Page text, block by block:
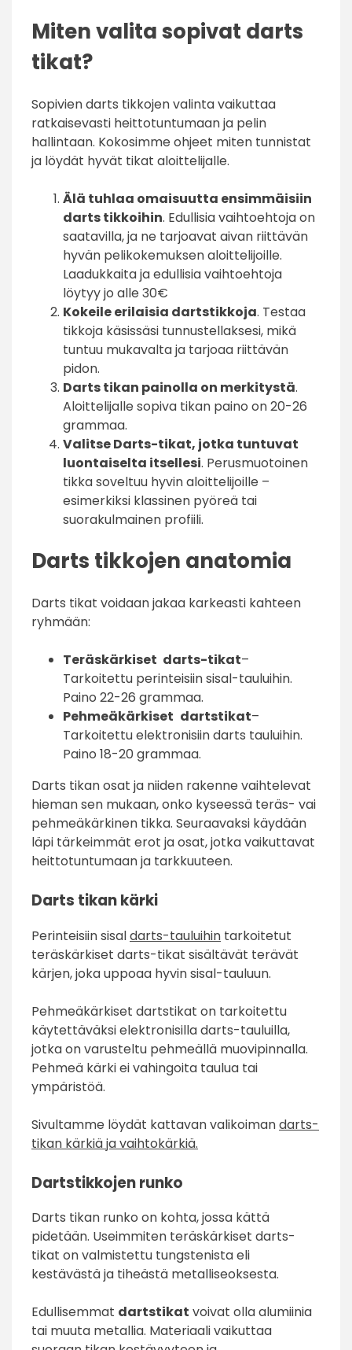
Miten valita sopivat darts
tikat?
Sopivien darts tikkojen valinta vaikuttaa
ratkaisevasti heittotuntumaan ja pelin
hallintaan. Kokosimme ohjeet miten tunnistat
ja löydät hyvät tikat aloittelijalle.
Älä tuhlaa omaisuutta ensimmäisiin
darts tikkoihin. Edullisia vaihtoehtoja on
saatavilla, ja ne tarjoavat aivan riittävän
hyvän pelikokemuksen aloittelijoille.
Laadukkaita ja edullisia vaihtoehtoja
löytyy jo alle 30€
Kokeile erilaisia dartstikkoja. Testaa
tikkoja käsissäsi tunnustellaksesi, mikä
tuntuu mukavalta ja tarjoaa riittävän
pidon.
Darts tikan painolla on merkitystä.
Aloittelijalle sopiva tikan paino on 20-26
grammaa.
Valitse Darts-tikat, jotka tuntuvat
luontaiselta itsellesi. Perusmuotoinen
tikka soveltuu hyvin aloittelijoille –
esimerkiksi klassinen pyöreä tai
suorakulmainen profiili.
Darts tikkojen anatomia
Darts tikat voidaan jakaa karkeasti kahteen
ryhmään:
Teräskärkiset darts-tikat–
Tarkoitettu perinteisiin sisal-tauluihin.
Paino 22-26 grammaa.
Pehmeäkärkiset dartstikat–
Tarkoitettu elektronisiin darts tauluihin.
Paino 18-20 grammaa.
Darts tikan osat ja niiden rakenne vaihtelevat
hieman sen mukaan, onko kyseessä teräs- vai
pehmeäkärkinen tikka. Seuraavaksi käydään
läpi tärkeimmät erot ja osat, jotka vaikuttavat
heittotuntumaan ja tarkkuuteen.
Darts tikan kärki
Perinteisiin sisaldarts-tauluihin tarkoitetut
teräskärkiset darts-tikat sisältävät terävät
kärjen, joka uppoaa hyvin sisal-tauluun.
Pehmeäkärkiset dartstikat on tarkoitettu
käytettäväksi elektronisilla darts-tauluilla,
jotka on varusteltu pehmeällä muovipinnalla.
Pehmeä kärki ei vahingoita taulua tai
ympäristöä.
Sivultamme löydät kattavan valikoimandarts-
tikan kärkiä ja vaihtokärkiä.
Dartstikkojen runko
Darts tikan runko on kohta, jossa kättä
pidetään. Useimmiten teräskärkiset darts-
tikat on valmistettu tungstenista eli
kestävästä ja tiheästä metalliseoksesta.
Edullisemmat dartstikat voivat olla alumiinia
tai muuta metallia. Materiaali vaikuttaa